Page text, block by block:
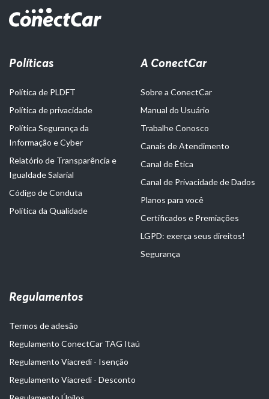
Políticas
Política de PLDFT
Política de privacidade
Política Segurança da
Informação e Cyber
Relatório de Transparência e
Igualdade Salarial
Código de Conduta
Política da Qualidade
A ConectCar
Sobre a ConectCar
Manual do Usuário
Trabalhe Conosco
Canais de Atendimento
Canal de Ética
Canal de Privacidade de Dados
Planos para você
Certificados e Premiações
LGPD: exerça seus direitos!
Segurança
Regulamentos
Termos de adesão
Regulamento ConectCar TAG Itaú
Regulamento Viacredi - Isenção
Regulamento Viacredi - Desconto